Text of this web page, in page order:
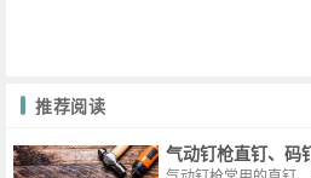
推荐阅读
气动钉枪直钉、码